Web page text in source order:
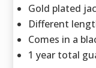
Gold plated
Different
Comes in a
1 year total